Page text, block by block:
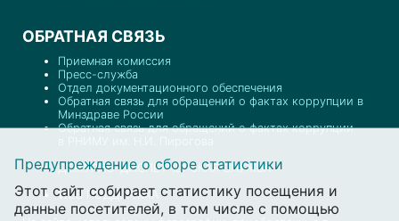
ОБРАТНАЯ СВЯЗЬ
Приемная комиссия
Пресс-служба
Отдел документационного обеспечения
Обратная связь для обращений о фактах коррупции в
Минздраве России
Обратная связь для обращений о фактах коррупции
ДЕЖУРНО-ДИСПЕТЧЕРСКАЯ СЛУЖБА
WEB ПОДДЕРЖКА
Предупреждение о сборе статистики
Этот сайт собирает статистику посещения и
данные посетителей, в том числе с помощью